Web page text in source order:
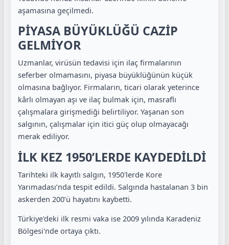
aşamasına geçilmedi.
PİYASA BÜYÜKLÜĞÜ CAZİP
GELMİYOR
Uzmanlar, virüsün tedavisi için ilaç firmalarının
seferber olmamasını, piyasa büyüklüğünün küçük
olmasına bağlıyor. Firmaların, ticari olarak yeterince
kârlı olmayan aşı ve ilaç bulmak için, masraflı
çalışmalara girişmediği belirtiliyor. Yaşanan son
salgının, çalışmalar için itici güç olup olmayacağı
merak ediliyor.
İLK KEZ 1950’LERDE KAYDEDİLDİ
Tarihteki ilk kayıtlı salgın, 1950'lerde Kore
Yarımadası’nda tespit edildi. Salgında hastalanan 3 bin
askerden 200’ü hayatını kaybetti.
Türkiye'deki ilk resmi vaka ise 2009 yılında Karadeniz
Bölgesi'nde ortaya çıktı.